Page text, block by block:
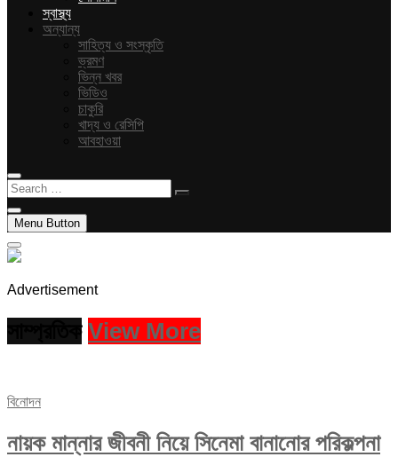
স্বাস্থ্য
অন্যান্য
সাহিত্য ও সংস্কৃতি
ভ্রমণ
ভিন্ন খবর
ভিডিও
চাকুরি
খাদ্য ও রেসিপি
আবহাওয়া
Search
…
Menu Button
Advertisement
View More
বিনোদন
নায়ক মান্নার জীবনী নিয়ে সিনেমা বানানোর পরিকল্পনা